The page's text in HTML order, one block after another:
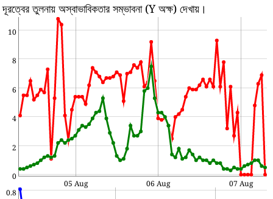
দূরত্বের তুলনায় অস্বাভাবিকতার সম্ভাবনা (Y অক্ষ) দেখায়।
0
2
4
6
8
10
05 Aug 06 Aug 07 Aug
0.8